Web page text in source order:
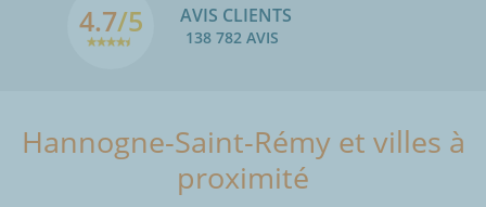
4.7/5 AVIS CLIENTS
138 782 AVIS
Hannogne-Saint-Rémy et villes à
proximité